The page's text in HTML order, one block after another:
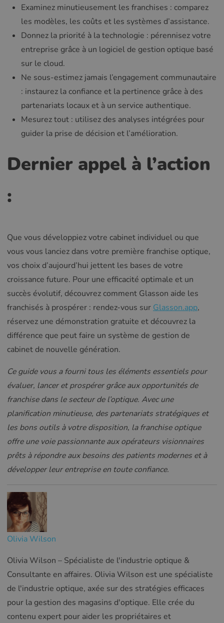
Examinez minutieusement les franchises : comparez
les modèles, les coûts et les systèmes d’assistance.
Donnez la priorité à la technologie : pérennisez votre
entreprise grâce à un logiciel de gestion optique basé
sur le cloud.
Ne sous-estimez jamais l’engagement communautaire
: instaurez la confiance et la pertinence grâce à des
partenariats locaux et à un service authentique.
Mesurez tout : utilisez des analyses intégrées pour
guider la prise de décision et l’amélioration.
Dernier appel à l’action
:
Que vous développiez votre cabinet individuel ou que
vous vous lanciez dans votre première franchise optique,
vos choix d’aujourd’hui jettent les bases de votre
croissance future. Pour une efficacité optimale et un
succès évolutif, découvrez comment Glasson aide les
franchisés à prospérer : rendez-vous sur Glasson.app,
réservez une démonstration gratuite et découvrez la
différence que peut faire un système de gestion de
cabinet de nouvelle génération.
Ce guide vous a fourni tous les éléments essentiels pour
évaluer, lancer et prospérer grâce aux opportunités de
franchise dans le secteur de l’optique. Avec une
planification minutieuse, des partenariats stratégiques et
les bons outils à votre disposition, la franchise optique
offre une voie passionnante aux opérateurs visionnaires
prêts à répondre aux besoins des patients modernes et à
développer leur entreprise en toute confiance.
Olivia Wilson
Olivia Wilson – Spécialiste de l'industrie optique &
Consultante en affaires. Olivia Wilson est une spécialiste
de l'industrie optique, axée sur des stratégies efficaces
pour la gestion des magasins d'optique. Elle crée du
contenu expert pour aider les propriétaires et